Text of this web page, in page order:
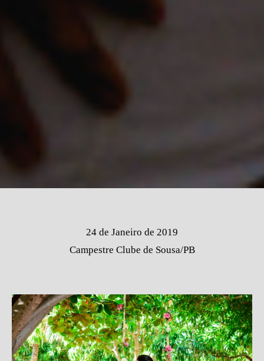
24 de Janeiro de 2019
Campestre Clube de Sousa/PB